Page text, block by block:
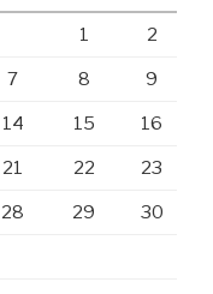
1 2
7 8 9
14 15 16
21 22 23
28 29 30